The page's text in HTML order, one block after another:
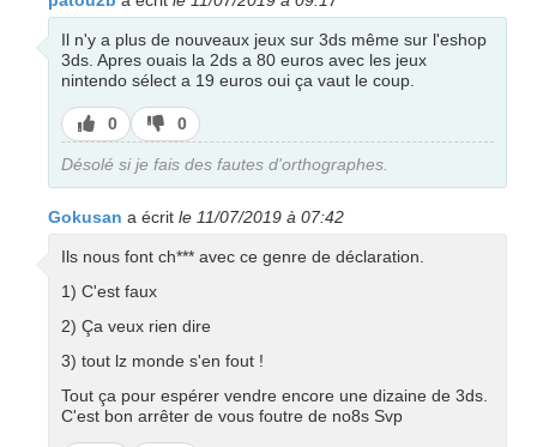
Il n'y a plus de nouveaux jeux sur 3ds même sur l'eshop
3ds. Apres ouais la 2ds a 80 euros avec les jeux
nintendo sélect a 19 euros oui ça vaut le coup.
J’aime
0
J’aime
pas
0
Désolé si je fais des fautes d'orthographes.
Gokusan a écrit le 11/07/2019 à 07:42
Ils nous font ch*** avec ce genre de déclaration.
1) C'est faux
2) Ça veux rien dire
3) tout lz monde s'en fout !
Tout ça pour espérer vendre encore une dizaine de 3ds.
C'est bon arrêter de vous foutre de no8s Svp